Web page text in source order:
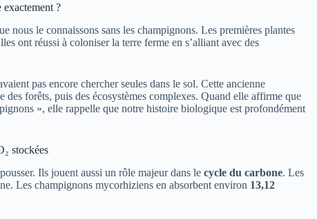
?
nous le connaissons sans les champignons. Les premières plantes
ont réussi à coloniser la terre ferme en s’alliant avec des
pas encore chercher seules dans le sol. Cette ancienne
forêts, puis des écosystèmes complexes. Quand elle affirme que
», elle rappelle que notre histoire biologique est profondément
stockées
Ils jouent aussi un rôle majeur dans le cycle du carbone. Les
Les champignons mycorhiziens en absorbent environ 13,12